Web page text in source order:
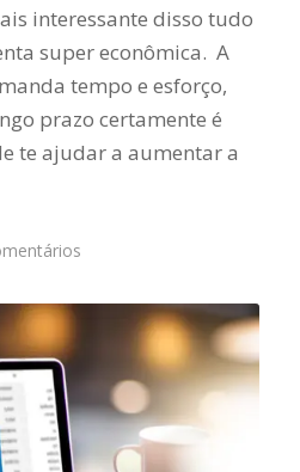
interessante disso tudo
super econômica. A
tempo e esforço,
prazo certamente é
te ajudar a aumentar a